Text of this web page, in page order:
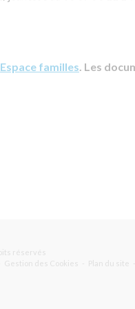
Espace familles. Les
réservés
Gestion des Cookies Plan du site